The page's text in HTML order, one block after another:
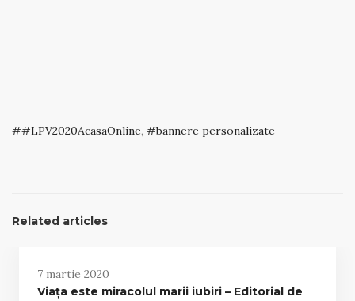
#LPV2020AcasaOnline, bannere personalizate
Related articles
7 martie 2020
Viața este miracolul marii iubiri – Editorial de